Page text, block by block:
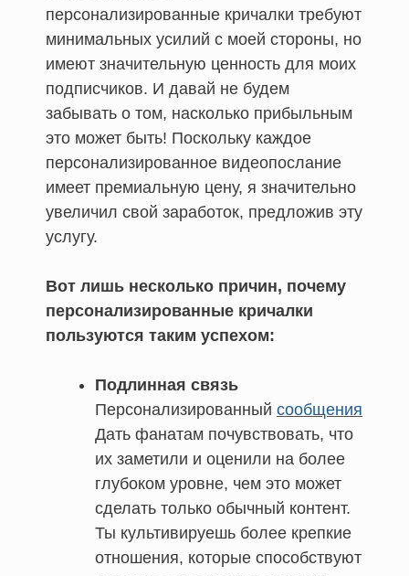
персонализированные кричалки требуют
минимальных усилий с моей стороны, но
имеют значительную ценность для моих
подписчиков. И давай не будем
забывать о том, насколько прибыльным
это может быть! Поскольку каждое
персонализированное видеопослание
имеет премиальную цену, я значительно
увеличил свой заработок, предложив эту
услугу.
Вот лишь несколько причин, почему
персонализированные кричалки
пользуются таким успехом:
Подлинная связь
Персонализированный сообщения
Дать фанатам почувствовать, что
их заметили и оценили на более
глубоком уровне, чем это может
сделать только обычный контент.
Ты культивируешь более крепкие
отношения, которые способствуют